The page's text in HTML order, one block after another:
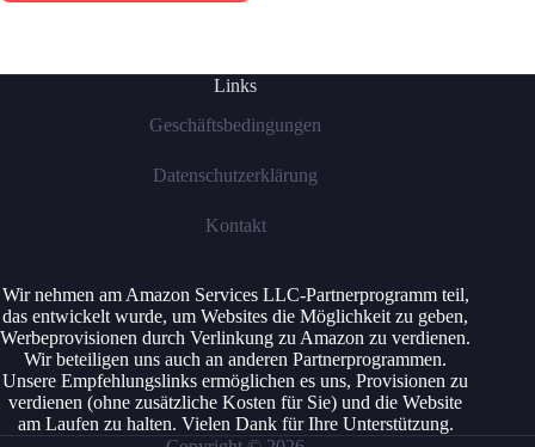
Links
Geschäftsbedingungen
Datenschutzerklärung
Kontakt
Wir nehmen am Amazon Services LLC-Partnerprogramm teil,
das entwickelt wurde, um Websites die Möglichkeit zu geben,
Werbeprovisionen durch Verlinkung zu Amazon zu verdienen.
Wir beteiligen uns auch an anderen Partnerprogrammen.
Unsere Empfehlungslinks ermöglichen es uns, Provisionen zu
verdienen (ohne zusätzliche Kosten für Sie) und die Website
am Laufen zu halten. Vielen Dank für Ihre Unterstützung.